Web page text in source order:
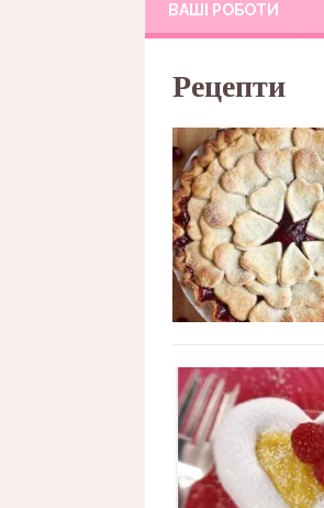
ВАШІ РОБОТИ
Рецепти